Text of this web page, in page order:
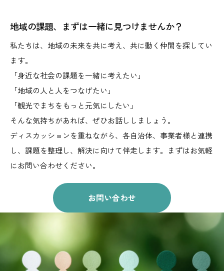
地域の課題、まずは一緒に見つけませんか？
私たちは、地域の未来を共に考え、共に動く仲間を探してい
ます。
「身近な社会の課題を一緒に考えたい」
「地域の人と人をつなげたい」
「観光でまちをもっと元気にしたい」
そんな気持ちがあれば、ぜひお話ししましょう。
ディスカッションを重ねながら、 各自治体、事業者様と連携
し、課題を整理し、解決に向けて伴走します。
まずはお気軽
にお問い合わせください。
お問い合わせ